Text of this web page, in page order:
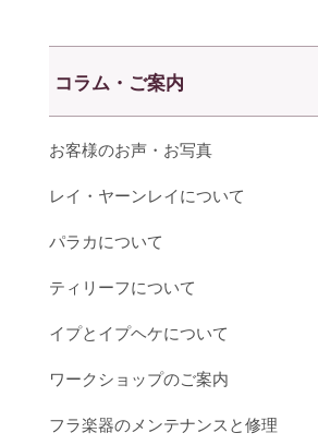
コラム・ご案内
お客様のお声・お写真
レイ・ヤーンレイについて
パラカについて
ティリーフについて
イプとイプヘケについて
ワークショップのご案内
フラ楽器のメンテナンスと修理